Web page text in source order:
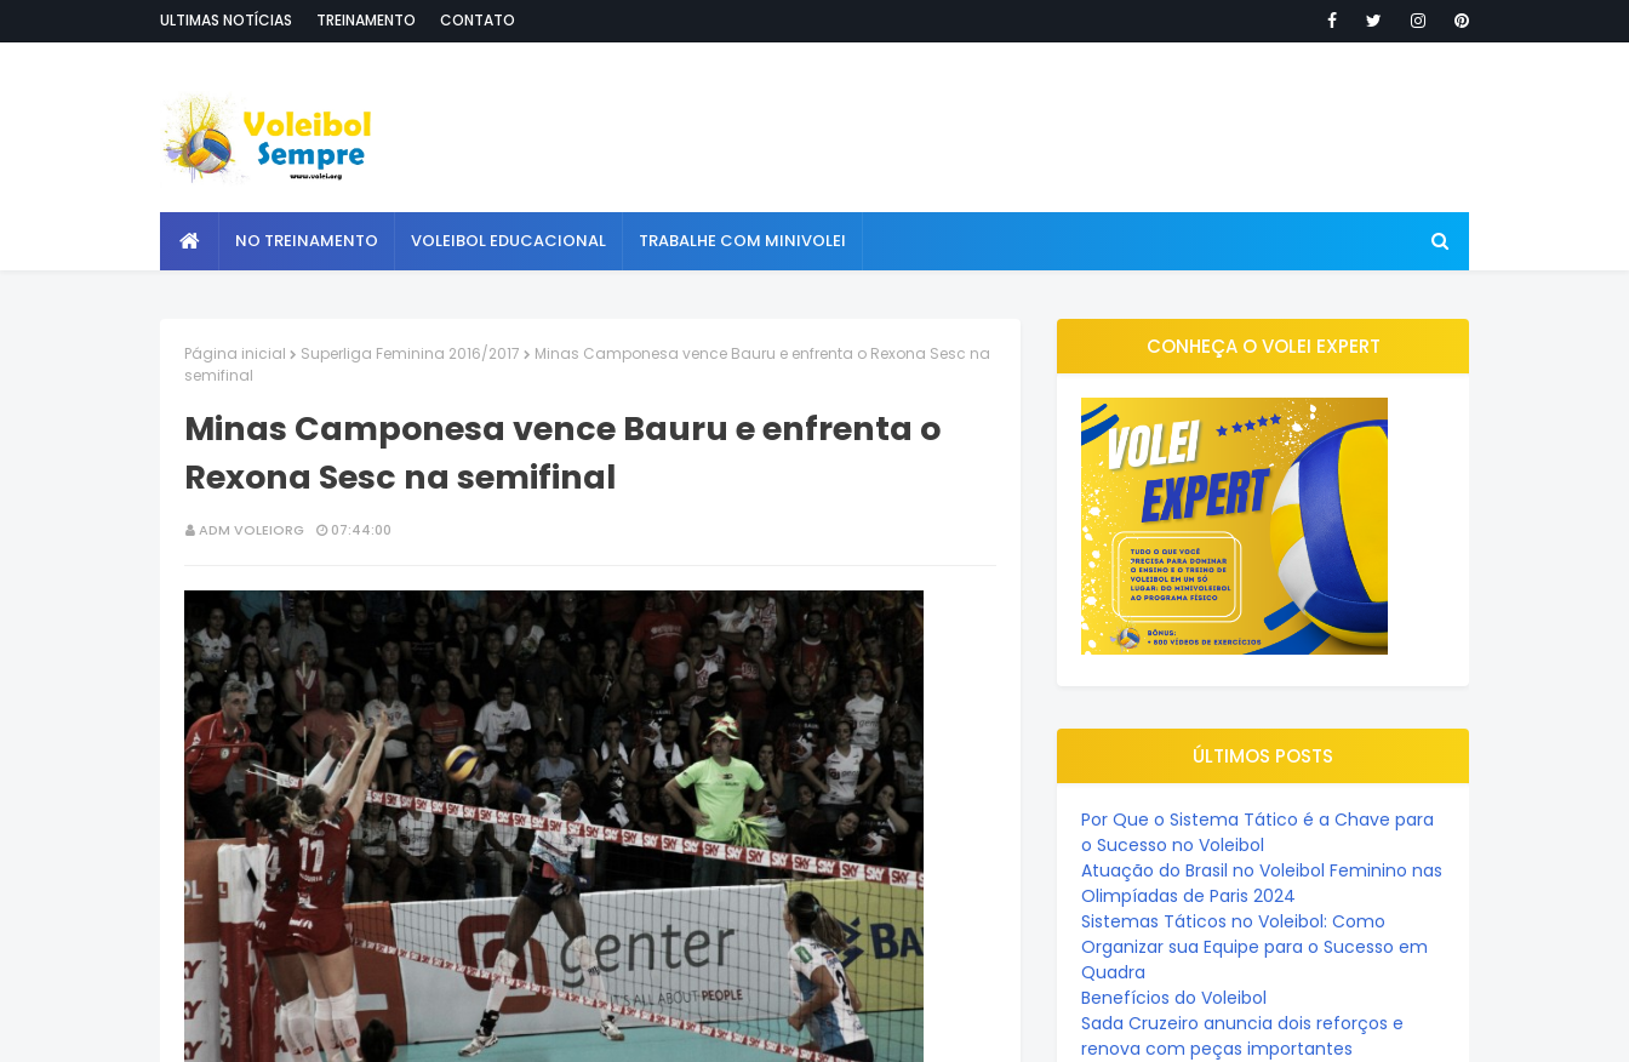
ULTIMAS NOTÍCIAS TREINAMENTO CONTATO
NO TREINAMENTO VOLEIBOL EDUCACIONAL TRABALHE COM MINIVOLEI
Página inicial Superliga Feminina 2016/2017
Minas Camponesa vence Bauru e enfrenta o Rexona Sesc na
semifinal
Minas Camponesa vence Bauru e enfrenta o
Rexona Sesc na semifinal
ADM VOLEIORG 07:44:00
CONHEÇA O VOLEI EXPERT
ÚLTIMOS POSTS
Por Que o Sistema Tático é a Chave para
o Sucesso no Voleibol
Atuação do Brasil no Voleibol Feminino nas
Olimpíadas de Paris 2024
Sistemas Táticos no Voleibol: Como
Organizar sua Equipe para o Sucesso em
Quadra
Benefícios do Voleibol
Sada Cruzeiro anuncia dois reforços e
renova com peças importantes